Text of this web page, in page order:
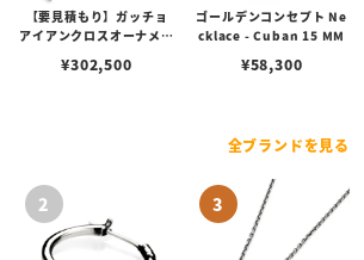
【要見積もり】ガッチョ
アイアンクロスオーナメン
クスハンターノッカー Ve
¥302,500
ゴールデンコンセプト Ne
cklace - Cuban 15 MM
¥58,300
全ブランドを見る